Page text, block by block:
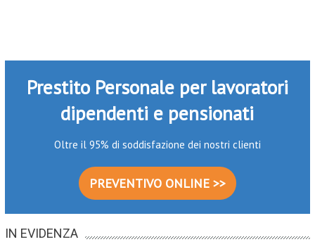
Prestito Personale per lavoratori
dipendenti e pensionati
Oltre il 95% di soddisfazione dei nostri clienti
PREVENTIVO ONLINE >>
IN EVIDENZA